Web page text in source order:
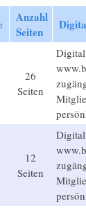
Anzahl
Seiten
26
Seiten
12
Seiten